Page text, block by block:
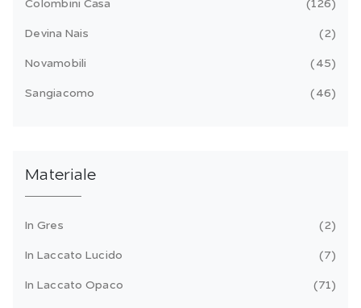
Colombini Casa 126
Devina Nais 2
Novamobili 45
Sangiacomo 46
Materiale
In Gres 2
In Laccato Lucido 7
In Laccato Opaco 71